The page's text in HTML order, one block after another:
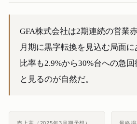
GFA株式会社は2期連続の営業
月期に黒字転換を見込む局面
比率も2.9%から30%台への急
と見るのが自然だ。
売上高（2025年3月期予想） 最終損